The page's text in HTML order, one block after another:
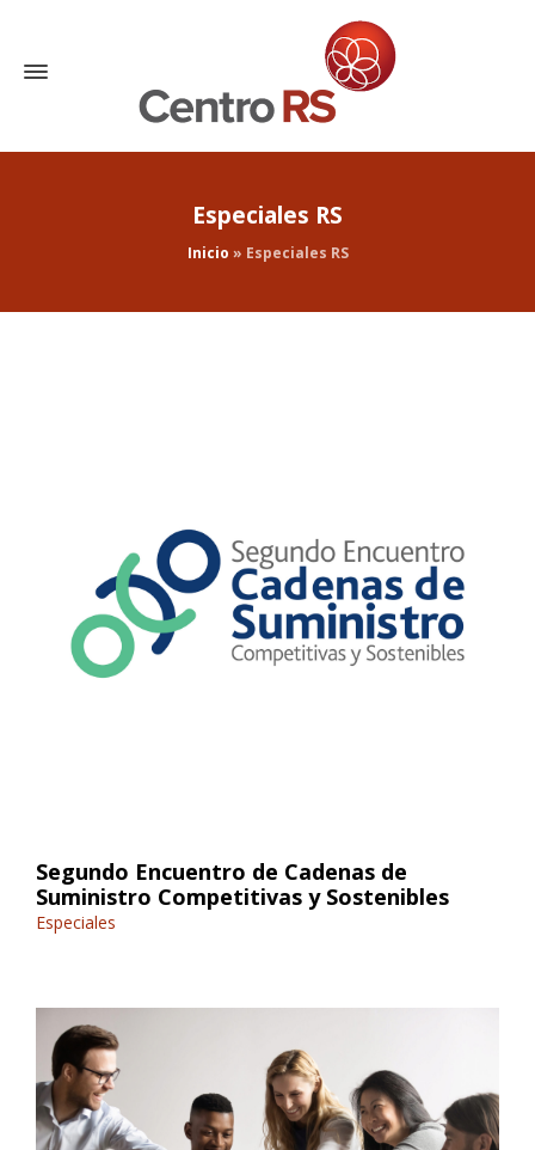
Especiales RS
Inicio » Especiales RS
Segundo Encuentro de Cadenas de
Suministro Competitivas y Sostenibles
Especiales